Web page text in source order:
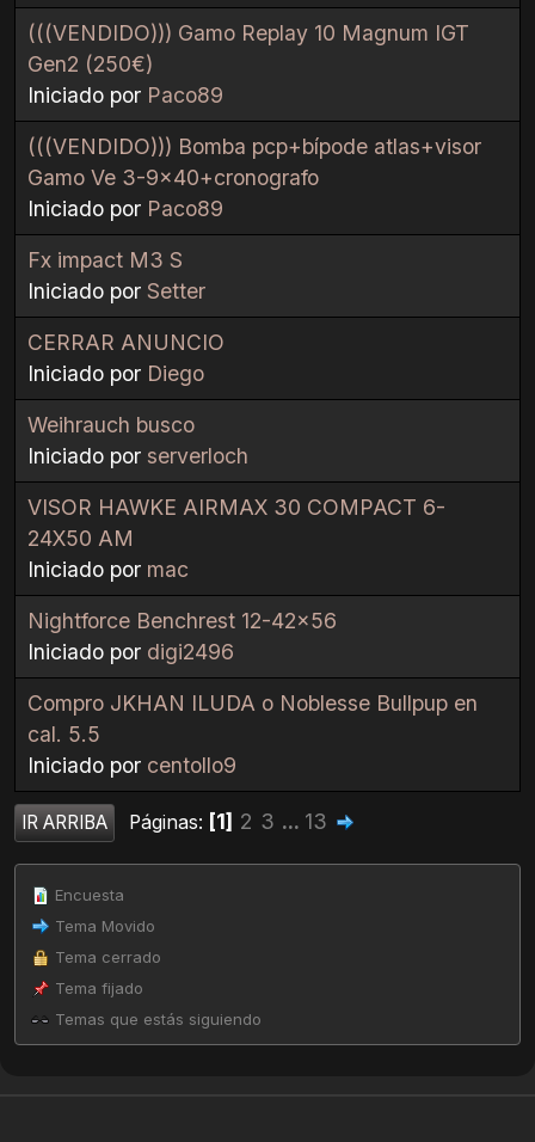
(((VENDIDO))) Gamo Replay 10 Magnum IGT
Gen2 (250€)
Iniciado por Paco89
(((VENDIDO))) Bomba pcp+bípode atlas+visor
Gamo Ve 3-9x40+cronografo
Iniciado por Paco89
Fx impact M3 S
Iniciado por Setter
CERRAR ANUNCIO
Iniciado por Diego
Weihrauch busco
Iniciado por serverloch
VISOR HAWKE AIRMAX 30 COMPACT 6-
24X50 AM
Iniciado por mac
Nightforce Benchrest 12-42x56
Iniciado por digi2496
Compro JKHAN ILUDA o Noblesse Bullpup en
cal. 5.5
Iniciado por centollo9
IR ARRIBA Páginas 1 2 3 ... 13
Encuesta
Tema Movido
Tema cerrado
Tema fijado
Temas que estás siguiendo